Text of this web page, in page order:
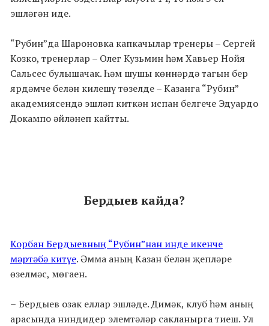
эшләгән иде.
“Рубин”да Шароновка капкачылар тренеры – Сергей
Козко, тренерлар – Олег Кузьмин һәм Хавьер Нойя
Сальсес булышачак. Һәм шушы көннәрдә тагын бер
ярдәмче белән килешү төзелде – Казанга “Рубин”
академиясендә эшләп киткән испан белгече Эдуардо
Докампо әйләнеп кайтты.
Бердыев кайда?
Корбан Бердыевның “Рубин”нан инде икенче
мәртәбә китүе. Әмма аның Казан белән җепләре
өзелмәс, мөгаен.
– Бердыев озак еллар эшләде. Димәк, клуб һәм аның
арасында ниндидер элемтәләр сакланырга тиеш. Ул